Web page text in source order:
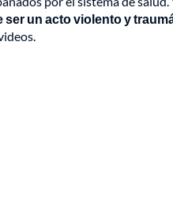
ser un acto violento y